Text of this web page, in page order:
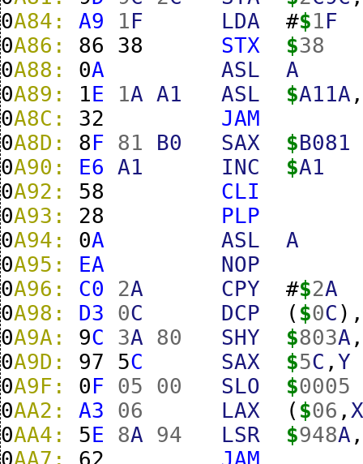
0A84: A9 1F LDA #$1F
0A86: 86 38 STX $38
0A88: 0A ASL
A
0A89: 1E 1A A1 ASL $A11A
0A8C: 32
JAM
0A8D: 8F 81 B0 SAX $B081
0A90: E6 A1 INC $A1
0A92: 58
CLI
0A93: 28
PLP
0A94: 0A ASL
A
0A95: EA
NOP
0A96: C0 2A CPY #$2A
0A98: D3 0C DCP ( $0C
0A9A: 9C 3A 80 SHY $803A
0A9D: 97 5C SAX $5C ,Y
0A9F: 0F 05 00 SLO $0005
0AA2: A3 06 LAX ( $06 ,
0AA4: 5E 8A 94 LSR $948A
0AA7: 62 JAM